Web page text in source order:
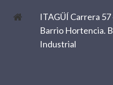
ITAGÜÍ Carrera
Barrio Hortencia.
Industrial